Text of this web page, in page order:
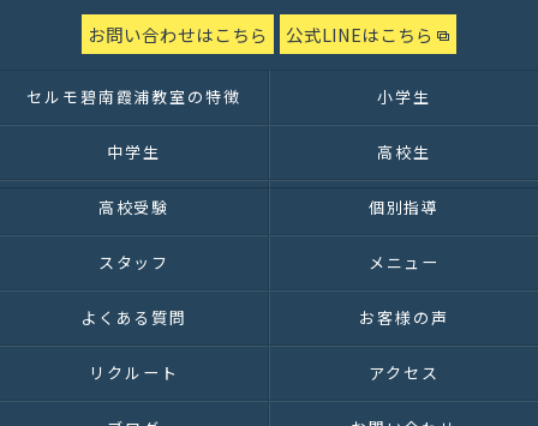
お問い合わせはこちら 公式LINEはこちら
セルモ碧南霞浦教室の特徴 小学生
中学生 高校生
高校受験 個別指導
スタッフ メニュー
よくある質問 お客様の声
リクルート アクセス